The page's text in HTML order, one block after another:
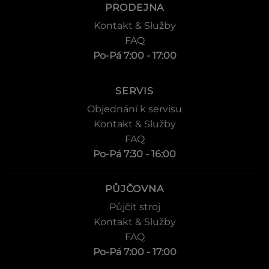
PRODEJNA
Kontakt & Služby
FAQ
Po-Pá 7:00 - 17:00
SERVIS
Objednání k servisu
Kontakt & Služby
FAQ
Po-Pá 7:30 - 16:00
PŮJČOVNA
Půjčit stroj
Kontakt & Služby
FAQ
Po-Pá 7:00 - 17:00